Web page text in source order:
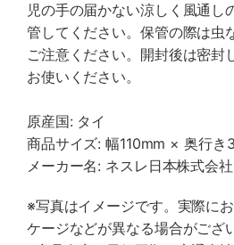
児の手の届かない涼しく風通し
管してください。保管の際は虫
ご注意ください。開封後は密封
お使いください。
原産国: タイ
商品サイズ: 幅110mm × 奥行
メーカー名: ネスレ日本株式会社
※写真はイメージです。実際に
ケージなどが異なる場合がござ